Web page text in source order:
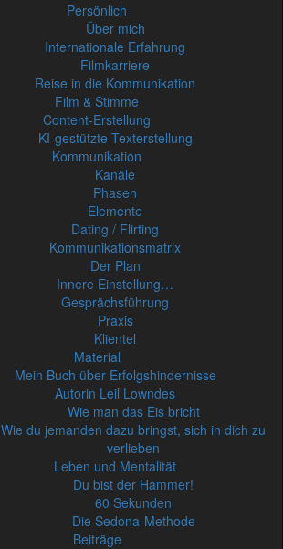
Persönlich
Über mich
Internationale Erfahrung
Filmkarriere
Reise in die Kommunikation
Film & Stimme
Content-Erstellung
KI-gestützte Texterstellung
Kommunikation
Kanäle
Phasen
Elemente
Dating / Flirting
Kommunikationsmatrix
Der Plan
Innere Einstellung…
Gesprächsführung
Praxis
Klientel
Material
Mein Buch über Erfolgshindernisse
Autorin Leil Lowndes
Wie man das Eis bricht
Wie du jemanden dazu bringst, sich in dich zu
verlieben
Leben und Mentalität
Du bist der Hammer!
60 Sekunden
Die Sedona-Methode
Beiträge